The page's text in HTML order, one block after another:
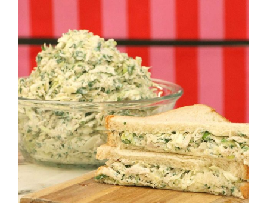
Πράσινη κοτοσαλάτα για σάντουϊτς &
wraps